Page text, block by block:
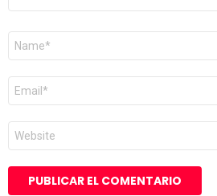
Nombre
Correo
electrónico
*
Web